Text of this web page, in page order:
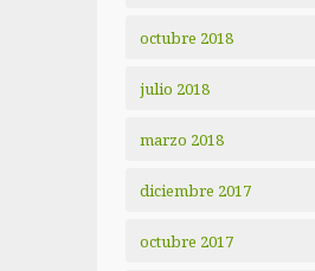
octubre 2018
julio 2018
marzo 2018
diciembre 2017
octubre 2017